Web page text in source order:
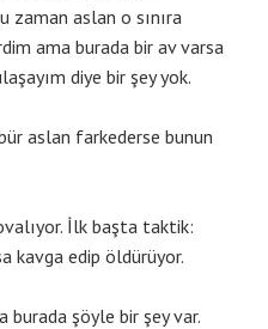
zaman aslan o sınıra
ama burada bir av varsa
diye bir şey yok.
aslan farkederse bunun
İlk başta taktik:
kavga edip öldürüyor.
burada şöyle bir şey var.